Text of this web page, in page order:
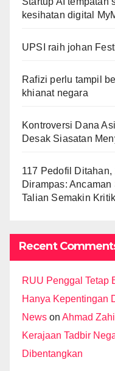
kesihatan digital
UPSI raih johan
Rafizi perlu tampil
khianat negara
Kontroversi Dana
Desak Siasatan
117 Pedofil
Dirampas:
Talian Semakin
Recent
RUU Penggal Tetap
Hanya Kepentingan
News on Ahmad
Kerajaan Tadbir
Dibentangkan